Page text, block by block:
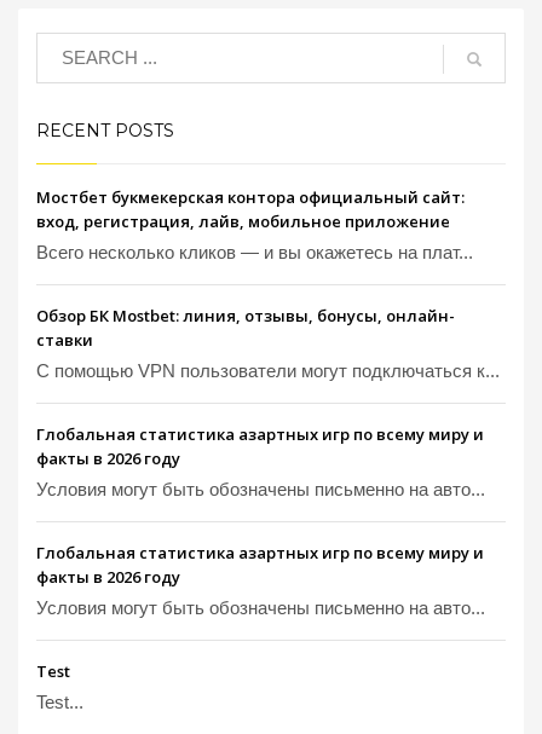
RECENT POSTS
Мостбет букмекерская контора официальный сайт:
вход, регистрация, лайв, мобильное приложение
Всего несколько кликов — и вы окажетесь на плат...
Обзор БК Mostbet: линия, отзывы, бонусы, онлайн-
ставки
С помощью VPN пользователи могут подключаться к...
Глобальная статистика азартных игр по всему миру и
факты в 2026 году
Условия могут быть обозначены письменно на авто...
Глобальная статистика азартных игр по всему миру и
факты в 2026 году
Условия могут быть обозначены письменно на авто...
Test
Test...